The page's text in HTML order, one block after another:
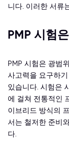
니다. 이러한 서류
PMP 시험
PMP 시험은 광범
사고력을 요구하
있습니다. 시험은
에 걸쳐 전통적인
이브리드 방식의
서는 철저한 준비
다.